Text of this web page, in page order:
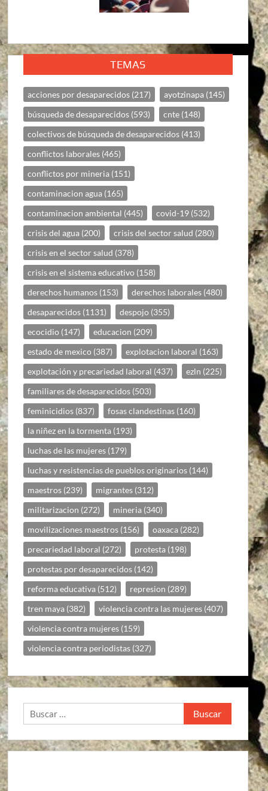
TEMAS
acciones por desaparecidos (217) ayotzinapa (145)
búsqueda de desaparecidos (593) cnte (148)
colectivos de búsqueda de desaparecidos (413)
conflictos laborales (465)
conflictos por mineria (151)
contaminacion agua (165)
contaminacion ambiental (445) covid-19 (532)
crisis del agua (200) crisis del sector salud (280)
crisis en el sector salud (378)
crisis en el sistema educativo (158)
derechos humanos (153) derechos laborales (480)
desaparecidos (1131) despojo (355)
ecocidio (147) educacion (209)
estado de mexico (387) explotacion laboral (163)
explotación y precariedad laboral (437) ezln (225)
familiares de desaparecidos (503)
feminicidios (837) fosas clandestinas (160)
la niñez en la tormenta (193)
luchas de las mujeres (179)
luchas y resistencias de pueblos originarios (144)
maestros (239) migrantes (312)
militarizacion (272) mineria (340)
movilizaciones maestros (156) oaxaca (282)
precariedad laboral (272) protesta (198)
protestas por desaparecidos (142)
reforma educativa (512) represion (289)
tren maya (382) violencia contra las mujeres (407)
violencia contra mujeres (159)
violencia contra periodistas (327)
Buscar: